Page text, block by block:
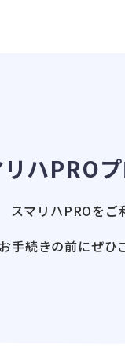
ハPRO
スマリハPROをご
手続きの前にぜひ